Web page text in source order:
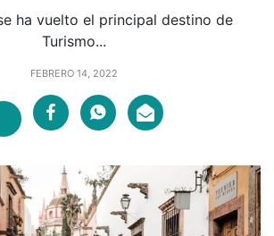
ha vuelto el principal destino de
Turismo...
FEBRERO 14, 2022